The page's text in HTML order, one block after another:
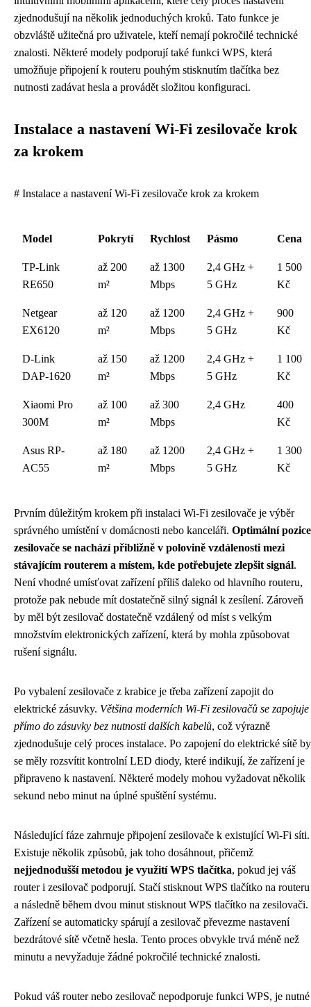
zjednodušují na několik jednoduchých kroků. Tato funkce je
obzvláště užitečná pro uživatele, kteří nemají pokročilé technické
znalosti. Některé modely podporují také funkci WPS, která
umožňuje připojení k routeru pouhým stisknutím tlačítka bez
nutnosti zadávat hesla a provádět složitou konfiguraci.
Instalace a nastavení Wi-Fi zesilovače krok
za krokem
# Instalace a nastavení Wi-Fi zesilovače krok za krokem
Model Pokrytí Rychlost Pásmo Cena
TP-Link
RE650
až 200
m²
až 1300
Mbps
2,4 GHz +
5 GHz
1 500
Kč
Netgear
EX6120
až 120
m²
až 1200
Mbps
2,4 GHz +
5 GHz
900
Kč
D-Link
DAP-1620
až 150
m²
až 1200
Mbps
2,4 GHz +
5 GHz
1 100
Kč
Xiaomi Pro
300M
až 100
m²
až 300
Mbps
2,4 GHz
400
Kč
Asus RP-
AC55
až 180
m²
až 1200
Mbps
2,4 GHz +
5 GHz
1 300
Kč
Prvním důležitým krokem při instalaci Wi-Fi zesilovače je výběr
správného umístění v domácnosti nebo kanceláři. Optimální pozice
zesilovače se nachází přibližně v polovině vzdálenosti mezi
stávajícím routerem a místem, kde potřebujete zlepšit signál.
Není vhodné umísťovat zařízení příliš daleko od hlavního routeru,
protože pak nebude mít dostatečně silný signál k zesílení. Zároveň
by měl být zesilovač dostatečně vzdálený od míst s velkým
množstvím elektronických zařízení, která by mohla způsobovat
rušení signálu.
Po vybalení zesilovače z krabice je třeba zařízení zapojit do
elektrické zásuvky. Většina moderních Wi-Fi zesilovačů se zapojuje
přímo do zásuvky bez nutnosti dalších kabelů, což výrazně
zjednodušuje celý proces instalace. Po zapojení do elektrické sítě by
se měly rozsvítit kontrolní LED diody, které indikují, že zařízení je
připraveno k nastavení. Některé modely mohou vyžadovat několik
sekund nebo minut na úplné spuštění systému.
Následující fáze zahrnuje připojení zesilovače k existující Wi-Fi síti.
Existuje několik způsobů, jak toho dosáhnout, přičemž
nejjednodušší metodou je využití WPS tlačítka, pokud jej váš
router i zesilovač podporují. Stačí stisknout WPS tlačítko na routeru
a následně během dvou minut stisknout WPS tlačítko na zesilovači.
Zařízení se automaticky spárují a zesilovač převezme nastavení
bezdrátové sítě včetně hesla. Tento proces obvykle trvá méně než
minutu a nevyžaduje žádné pokročilé technické znalosti.
Pokud váš router nebo zesilovač nepodporuje funkci WPS, je nutné